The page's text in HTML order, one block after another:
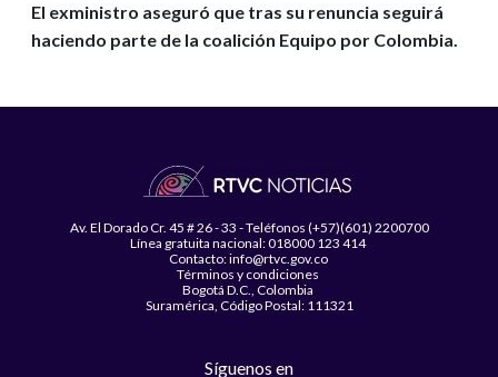
El exministro aseguró que tras su renuncia seguirá
haciendo parte de la coalición Equipo por Colombia.
Av. El Dorado Cr. 45 # 26 - 33 - Teléfonos (+57)(601) 2200700
Línea gratuita nacional: 018000 123 414
Contacto: info@rtvc.gov.co
Términos y condiciones
Bogotá D.C., Colombia
Suramérica, Código Postal: 111321
Síguenos en